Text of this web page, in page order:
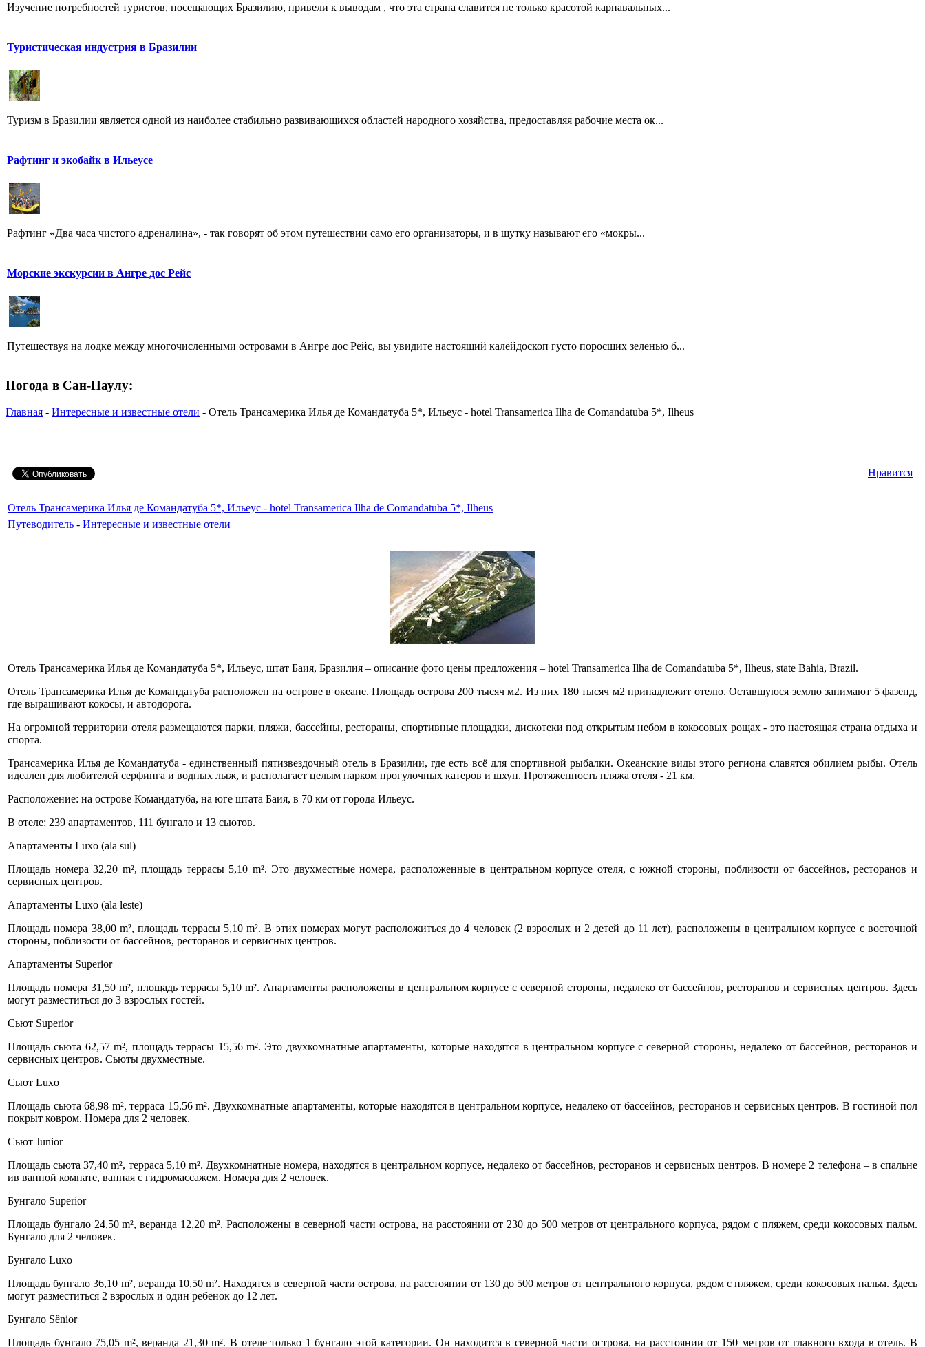
Изучение потребностей туристов, посещающих Бразилию, привели к выводам , что эта страна славится не только красотой карнавальных...
Туристическая индустрия в Бразилии
Туризм в Бразилии является одной из наиболее стабильно развивающихся областей народного хозяйства, предоставляя рабочие места ок...
Рафтинг и экобайк в Ильеусе
Рафтинг «Два часа чистого адреналина», - так говорят об этом путешествии само его организаторы, и в шутку называют его «мокры...
Морские экскурсии в Ангре дос Рейс
Путешествуя на лодке между многочисленными островами в Ангре дос Рейс, вы увидите настоящий калейдоскоп густо поросших зеленью б...
Погода в Сан-Паулу:
Главная - Интересные и известные отели - Отель Трансамерика Илья де Командатуба 5*, Ильеус - hotel Transamerica Ilha dе Cоmandatuba 5*, Ilheus
Нравится
Отель Трансамерика Илья де Командатуба 5*, Ильеус - hotel Transamerica Ilha dе Cоmandatuba 5*, Ilheus
Путеводитель - Интересные и известные отели
Отель Трансамерика Илья де Командатуба 5*, Ильеус, штат Баия, Бразилия – описание фото цены предложения – hotel Transamerica Ilha de Comandatuba 5*, Ilheus, state Bahia, Brazil.
Отель Трансамерика Илья де Командатуба расположен на острове в океане. Площадь острова 200 тысяч м2. Из них 180 тысяч м2 принадлежит отелю. Оставшуюся землю занимают 5 фазенд,
где выращивают кокосы, и автодорога.
На огромной территории отеля размещаются парки, пляжи, бассейны, рестораны, спортивные площадки, дискотеки под открытым небом в кокосовых рощах - это настоящая страна отдыха и
спорта.
Трансамерика Илья де Командатуба - единственный пятизвездочный отель в Бразилии, где есть всё для спортивной рыбалки. Океанские виды этого региона славятся обилием рыбы. Отель
идеален для любителей серфинга и водных лыж, и располагает целым парком прогулочных катеров и шхун. Протяженность пляжа отеля - 21 км.
Расположение: на острове Командатуба, на юге штата Баия, в 70 км от города Ильеус.
В отеле: 239 апартаментов, 111 бунгало и 13 сьютов.
Апартаменты Luxo (ala sul)
Площадь номера 32,20 m², площадь террасы 5,10 m². Это двухместные номера, расположенные в центральном корпусе отеля, с южной стороны, поблизости от бассейнов, ресторанов и
сервисных центров.
Апартаменты Luxo (ala leste)
Площадь номера 38,00 m², площадь террасы 5,10 m². В этих номерах могут расположиться до 4 человек (2 взрослых и 2 детей до 11 лет), расположены в центральном корпусе с восточной
стороны, поблизости от бассейнов, ресторанов и сервисных центров.
Апартаменты Superior
Площадь номера 31,50 m², площадь террасы 5,10 m². Апартаменты расположены в центральном корпусе с северной стороны, недалеко от бассейнов, ресторанов и сервисных центров. Здесь
могут разместиться до 3 взрослых гостей.
Сьют Superior
Площадь сьюта 62,57 m², площадь террасы 15,56 m². Это двухкомнатные апартаменты, которые находятся в центральном корпусе с северной стороны, недалеко от бассейнов, ресторанов и
сервисных центров. Сьюты двухместные.
Сьют Luxo
Площадь сьюта 68,98 m², терраса 15,56 m². Двухкомнатные апартаменты, которые находятся в центральном корпусе, недалеко от бассейнов, ресторанов и сервисных центров. В гостиной пол
покрыт ковром. Hомера для 2 человек.
Сьют Junior
Площадь сьюта 37,40 m², терраса 5,10 m². Двухкомнатные номера, находятся в центральном корпусе, недалеко от бассейнов, ресторанов и сервисных центров. В номере 2 телефона – в спальне
ив ванной комнате, ванная с гидромассажем. Номера для 2 человек.
Бунгало Superior
Площадь бунгало 24,50 m², веранда 12,20 m². Расположены в северной части острова, на расстоянии от 230 до 500 метров от центрального корпуса, рядом с пляжем, среди кокосовых пальм.
Бунгало для 2 человек.
Бунгало Luxo
Площадь бунгало 36,10 m², веранда 10,50 m². Находятся в северной части острова, на расстоянии от 130 до 500 метров от центрального корпуса, рядом с пляжем, среди кокосовых пальм. Здесь
могут разместиться 2 взрослых и один ребенок до 12 лет.
Бунгало Sênior
Площадь бунгало 75,05 m², веранда 21,30 m². В отеле только 1 бунгало этой категории. Он находится в северной части острова, на расстоянии от 150 метров от главного входа в отель. В